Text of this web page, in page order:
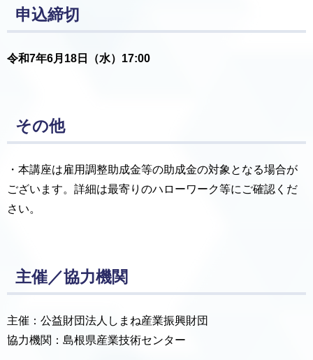
申込締切
令和7年6月18日（水）17:00
その他
・本講座は雇用調整助成金等の助成金の対象となる場合が
ございます。詳細は最寄りのハローワーク等にご確認くだ
さい。
主催／協力機関
主催：公益財団法人しまね産業振興財団
協力機関：島根県産業技術センター